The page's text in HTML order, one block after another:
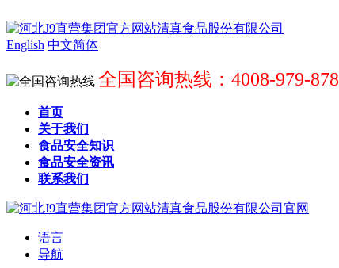
English 中文简体
全国咨询热线：4008-979-878
首页
关于我们
食品安全知识
食品安全资讯
联系我们
语言
导航